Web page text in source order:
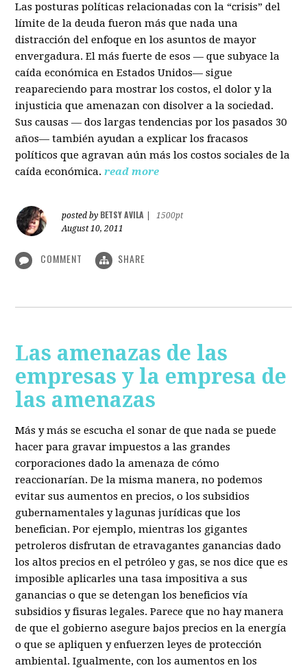
Las posturas políticas relacionadas con la “crisis” del
límite de la deuda fueron más que nada una
distracción del enfoque en los asuntos de mayor
envergadura. El más fuerte de esos — que subyace la
caída económica en Estados Unidos— sigue
reapareciendo para mostrar los costos, el dolor y la
injusticia que amenazan con disolver a la sociedad.
Sus causas — dos largas tendencias por los pasados 30
años— también ayudan a explicar los fracasos
políticos que agravan aún más los costos sociales de la
caída económica. read more
posted by BETSY AVILA
1500pt
August 10, 2011
COMMENT SHARE
Las amenazas de las
empresas y la empresa de
las amenazas
Más y más se escucha el sonar de que nada se puede
hacer para gravar impuestos a las grandes
corporaciones dado la amenaza de cómo
reaccionarían. De la misma manera, no podemos
evitar sus aumentos en precios, o los subsidios
gubernamentales y lagunas jurídicas que los
benefician. Por ejemplo, mientras los gigantes
petroleros disfrutan de etravagantes ganancias dado
los altos precios en el petróleo y gas, se nos dice que es
imposible aplicarles una tasa impositiva a sus
ganancias o que se detengan los beneficios vía
subsidios y fisuras legales. Parece que no hay manera
de que el gobierno asegure bajos precios en la energía
o que se apliquen y enfuerzen leyes de protección
ambiental. Igualmente, con los aumentos en los